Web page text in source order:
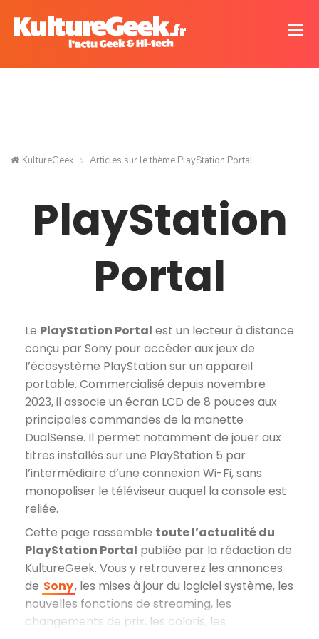
KultureGeek Articles sur le thème PlayStation Portal
PlayStation
Portal
Le PlayStation Portal est un lecteur à distance
conçu par Sony pour accéder aux jeux de
l’écosystème PlayStation sur un appareil
portable. Commercialisé depuis novembre
2023, il associe un écran LCD de 8 pouces aux
principales commandes de la manette
DualSense. Il permet notamment de jouer aux
titres installés sur une PlayStation 5 par
l’intermédiaire d’une connexion Wi-Fi, sans
monopoliser le téléviseur auquel la console est
reliée.
Cette page rassemble toute l’actualité du
PlayStation Portal publiée par la rédaction de
KultureGeek. Vous y retrouverez les annonces
de Sony, les mises à jour du logiciel système, les
nouvelles fonctions de streaming, les
changements de prix, les coloris, les